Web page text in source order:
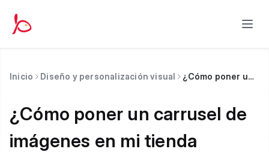
Inicio Diseño y personalización visual ¿Cómo poner un carrusel de imágenes en mi tienda online?
¿Cómo poner un carrusel de
imágenes en mi tienda